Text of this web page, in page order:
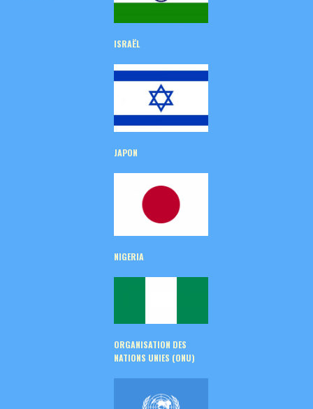
ISRAËL
JAPON
NIGERIA
ORGANISATION DES
NATIONS UNIES (ONU)